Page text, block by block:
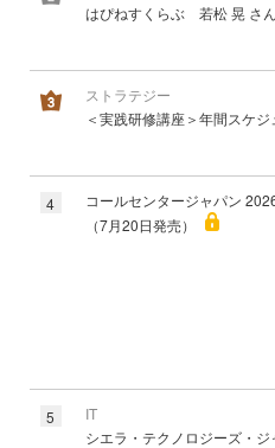
はぴねすくらぶ 若松 晃 さん
ストラテジー
＜実践研修講座＞年間スケジ
4
コールセンタージャパン
（7月20日発売）
5
IT
シエラ・テクノロジーズ・